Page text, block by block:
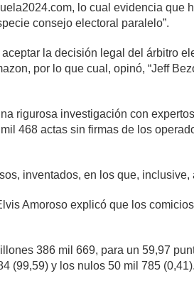
lo cual evidencia que
consejo electoral paralelo”.
la decisión legal del árbitro
por lo que cual, opinó, “Jeff
rigurosa investigación con
468 actas sin firmas de los
inventados, en los que,
Amoroso explicó que los
386 mil 669, para un 59,97
(99,59) y los nulos 50 mil 785 (0,41).